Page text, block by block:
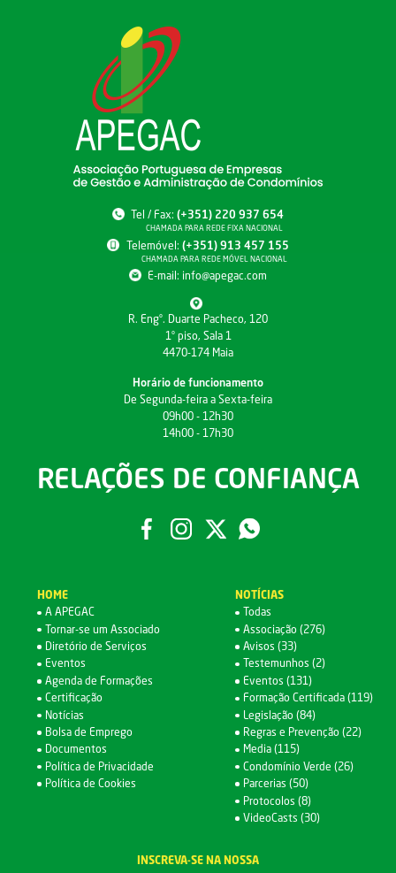
Tel / Fax:(+351) 220 937 654
CHAMADA PARA REDE FIXA NACIONAL
Telemóvel: (+351) 913 457 155
CHAMADA PARA REDE MÓVEL NACIONAL
E-mail: info@apegac.com
R. Engº. Duarte Pacheco, 120
1º piso, Sala 1
4470-174 Maia
Horário de funcionamento
De Segunda-feira a Sexta-feira
09h00 - 12h30
14h00 - 17h30
RELAÇÕES DE CONFIANÇA
HOME
A APEGAC
Tornar-se um Associado
Diretório de Serviços
Eventos
Agenda de Formações
Certificação
Notícias
Bolsa de Emprego
Documentos
Política de Privacidade
Política de Cookies
NOTÍCIAS
Todas
Associação (276)
Avisos (33)
Testemunhos (2)
Eventos (131)
Formação Certificada (119)
Legislação (84)
Regras e Prevenção (22)
Media (115)
Condomínio Verde (26)
Parcerias (50)
Protocolos (8)
VideoCasts (30)
INSCREVA-SE NA NOSSA